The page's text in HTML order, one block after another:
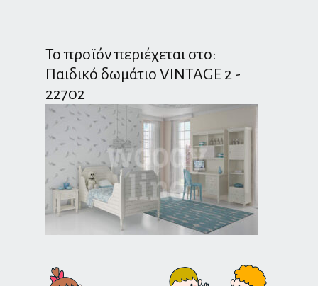
Το προϊόν περιέχεται στο:
Παιδικό δωμάτιο VINTAGE 2 -
22702